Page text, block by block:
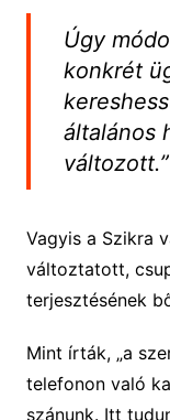
Úgy
konkrét
általános
változott.”
Vagyis a Szikra
változtatott,
terjesztésének
Mint írták, „a
telefonon való
szánunk. Itt